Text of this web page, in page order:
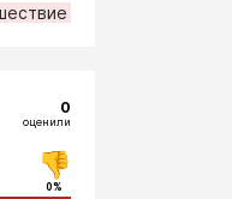
0
оценили
0%